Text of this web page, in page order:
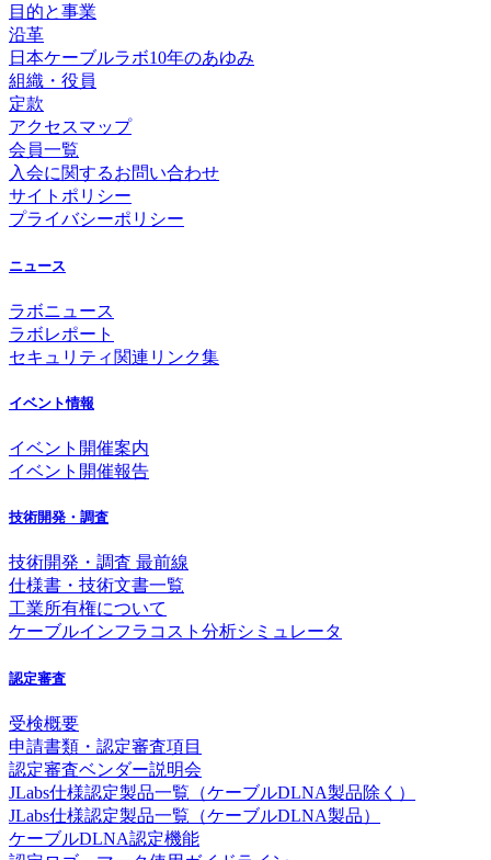
目的と事業
沿革
日本ケーブルラボ10年のあゆみ
組織・役員
定款
アクセスマップ
会員一覧
入会に関するお問い合わせ
サイトポリシー
プライバシーポリシー
ニュース
ラボニュース
ラボレポート
セキュリティ関連リンク集
イベント情報
イベント開催案内
イベント開催報告
技術開発・調査
技術開発・調査 最前線
仕様書・技術文書一覧
工業所有権について
ケーブルインフラコスト分析シミュレータ
認定審査
受検概要
申請書類・認定審査項目
認定審査ベンダー説明会
JLabs仕様認定製品一覧（ケーブルDLNA製品除く）
JLabs仕様認定製品一覧（ケーブルDLNA製品）
ケーブルDLNA認定機能